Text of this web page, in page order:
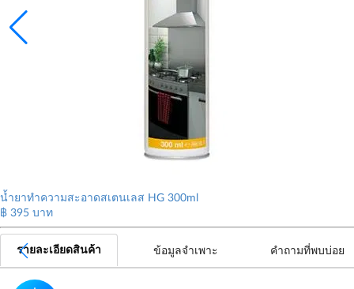
น้ำยาทำความสะอาดสเตนเลส HG 300ml
฿ 395 บาท
รายละเอียดสินค้า ข้อมูลจำเพาะ คำถามที่พบบ่อย